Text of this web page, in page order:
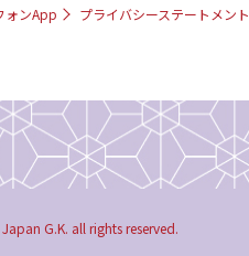
ォンApp プライバシーステートメント
G.K. all rights reserved.